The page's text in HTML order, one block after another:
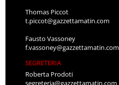
Thomas Piccot
t.piccot@gazzettamatin.com
Fausto Vassoney
f.vassoney@gazzettamatin.com
SEGRETERIA
Roberta Prodoti
segreteria@gazzettamatin.com